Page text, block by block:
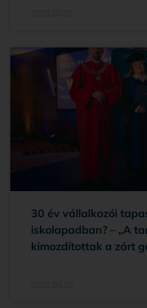
30 év vállalkozói
iskolapadban? – „A
kimozdítottak a zárt